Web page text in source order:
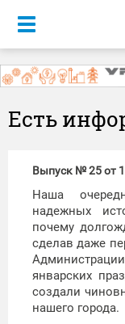
Меню
Есть
Выпуск № 25 от
Наша
надежных
почему
сделав даже
январских
создали
нашего города.